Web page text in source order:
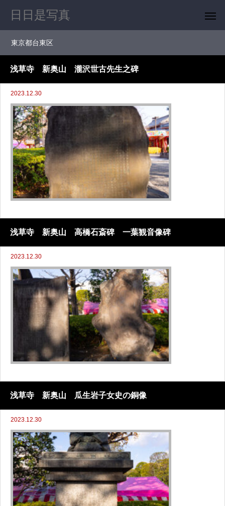
日日是写真
東京都台東区
浅草寺 新奥山 瀧沢世古先生之碑
2023.12.30
浅草寺 新奥山 高橋石斎碑 一葉観音像碑
2023.12.30
浅草寺 新奥山 瓜生岩子女史の銅像
2023.12.30